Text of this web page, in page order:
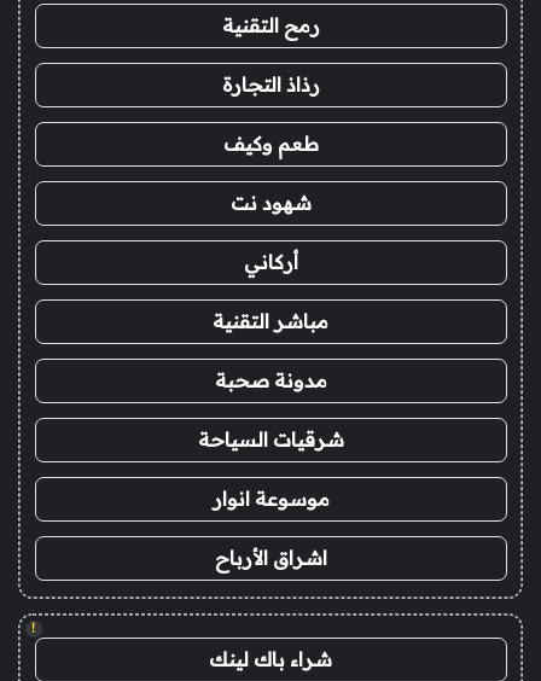
رمح التقنية
رذاذ التجارة
طعم وكيف
شهود نت
أركاني
مباشر التقنية
مدونة صحبة
شرقيات السياحة
موسوعة انوار
اشراق الأرباح
!
شراء باك لينك